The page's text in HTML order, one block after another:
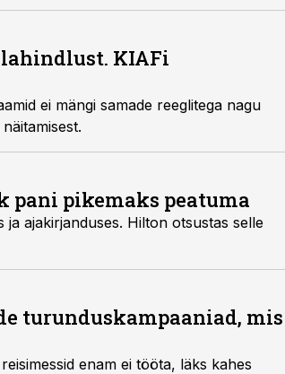
KIAFi
ei mängi samade reeglitega nagu
pikemaks peatuma
ja ajakirjanduses. Hilton otsustas selle
turunduskampaaniad, mis
enam ei tööta, läks kahes